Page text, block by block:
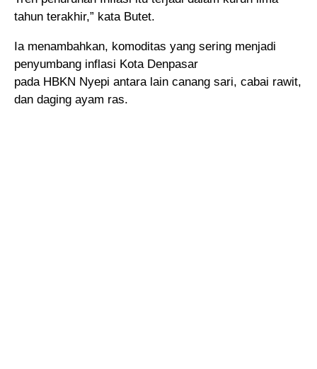
tahun terakhir,” kata Butet.
Ia menambahkan, komoditas yang sering menjadi
penyumbang inflasi Kota Denpasar
pada HBKN Nyepi antara lain canang sari, cabai rawit,
dan daging ayam ras.